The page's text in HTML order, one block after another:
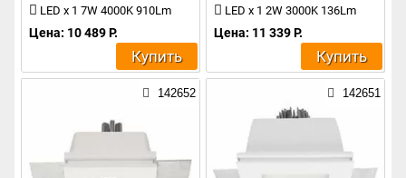
LED x 1 7W 4000K 910Lm
Цена: 10 489 Р.
Купить
LED x 1 2W 3000K 136Lm
Цена: 11 339 Р.
Купить
142652 142651